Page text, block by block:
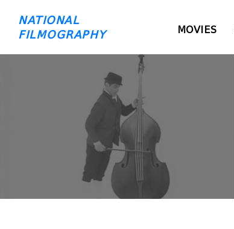
NATIONAL
FILMOGRAPHY
MOVIES